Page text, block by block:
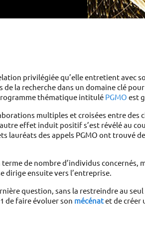
privilégiée qu’elle entretient avec
la recherche dans un domaine clé
thématique intitulé PGMO est
multiples et croisées entre
effet induit positif s’est révélé au
lauréats des appels PGMO ont trouvé
de nombre d’individus concernés,
dirige ensuite vers l’entreprise.
question, sans la restreindre au
de faire évoluer son mécénat et de créer